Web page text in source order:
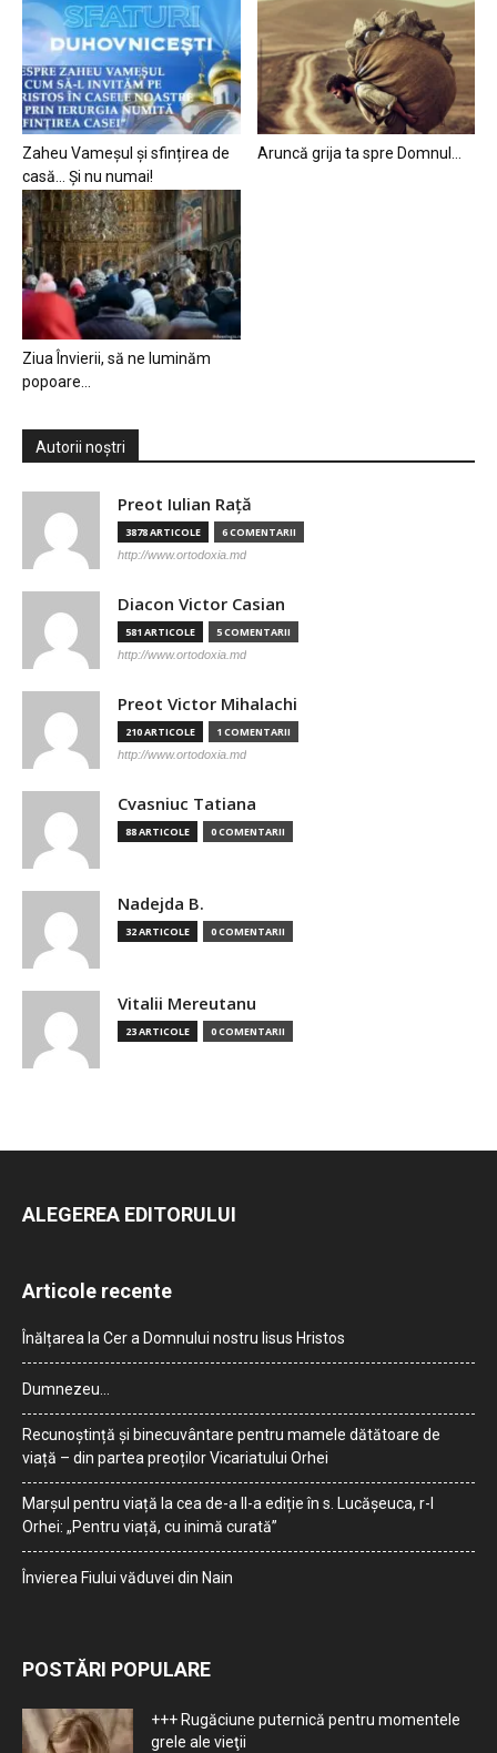
Zaheu Vameșul și sfințirea de
casă… Și nu numai!
Aruncă grija ta spre Domnul…
Ziua Învierii, să ne luminăm
popoare…
Autorii noștri
Preot Iulian Raţă
3878 ARTICOLE 6 COMENTARII
http://www.ortodoxia.md
Diacon Victor Casian
581 ARTICOLE 5 COMENTARII
http://www.ortodoxia.md
Preot Victor Mihalachi
210 ARTICOLE 1 COMENTARII
http://www.ortodoxia.md
Cvasniuc Tatiana
88 ARTICOLE 0 COMENTARII
Nadejda B.
32 ARTICOLE 0 COMENTARII
Vitalii Mereutanu
23 ARTICOLE 0 COMENTARII
ALEGEREA EDITORULUI
Articole recente
Înălțarea la Cer a Domnului nostru Iisus Hristos
Dumnezeu…
Recunoștință și binecuvântare pentru mamele dătătoare de
viață – din partea preoților Vicariatului Orhei
Marșul pentru viață la cea de-a II-a ediție în s. Lucășeuca, r-l
Orhei: „Pentru viață, cu inimă curată”
Învierea Fiului văduvei din Nain
POSTĂRI POPULARE
+++ Rugăciune puternică pentru momentele
grele ale vieţii